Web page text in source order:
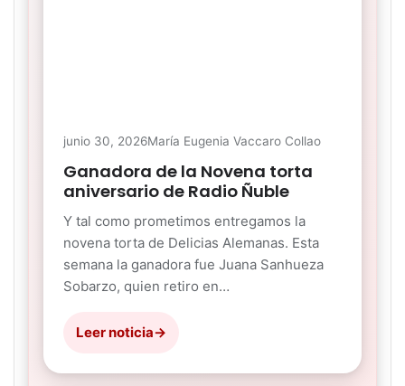
junio 30, 2026María Eugenia Vaccaro Collao
Ganadora de la Novena torta
aniversario de Radio Ñuble
Y tal como prometimos entregamos la
novena torta de Delicias Alemanas. Esta
semana la ganadora fue Juana Sanhueza
Sobarzo, quien retiro en…
Leer noticia→